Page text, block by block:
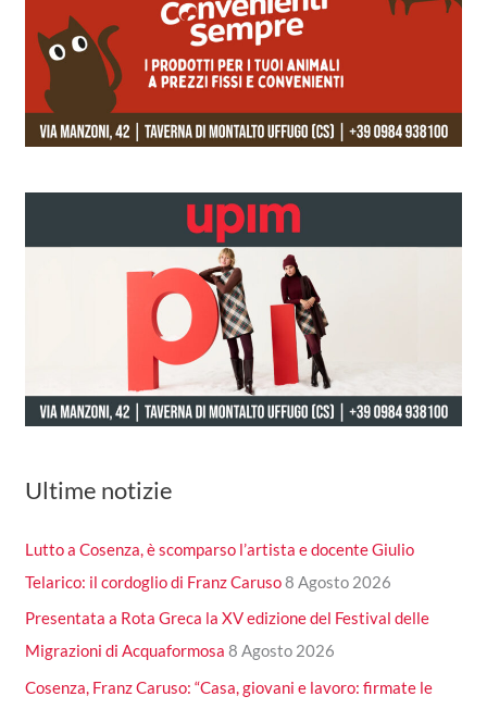
Ultime notizie
Lutto a Cosenza, è scomparso l’artista e docente Giulio
Telarico: il cordoglio di Franz Caruso8 Agosto 2026
Presentata a Rota Greca la XV edizione del Festival delle
Migrazioni di Acquaformosa 8 Agosto 2026
Cosenza, Franz Caruso: “Casa, giovani e lavoro: firmate le